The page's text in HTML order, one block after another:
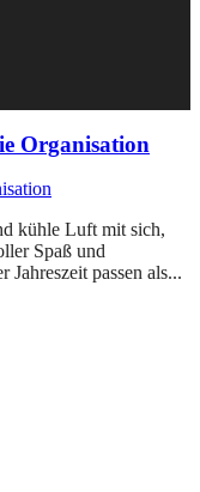
Organisation
Spaß und
passen als...